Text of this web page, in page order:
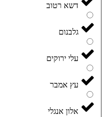
דשא רטוב
גלבנום
עלי ירוקים
עץ אמבר
אלון אנגלי